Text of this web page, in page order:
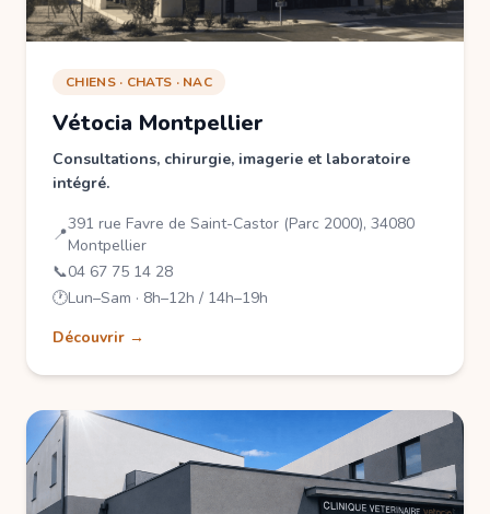
CHIENS · CHATS · NAC
Vétocia Montpellier
Consultations, chirurgie, imagerie et laboratoire
intégré.
📍
391 rue Favre de Saint-Castor (Parc 2000), 34080
Montpellier
📞04 67 75 14 28
🕐Lun–Sam · 8h–12h / 14h–19h
Découvrir →